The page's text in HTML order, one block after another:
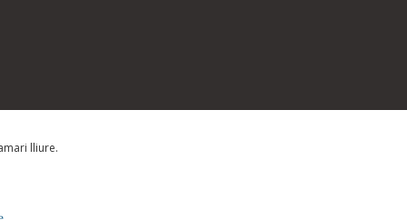
lliure.